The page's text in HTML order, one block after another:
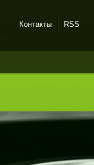
Контакты RSS